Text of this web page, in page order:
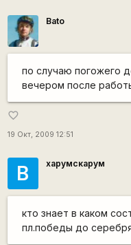
Bato
по случаю погожего
вечером после
favorite_border
19 Окт, 2009 12:51
В харумскарум
кто знает в каком
пл.победы до